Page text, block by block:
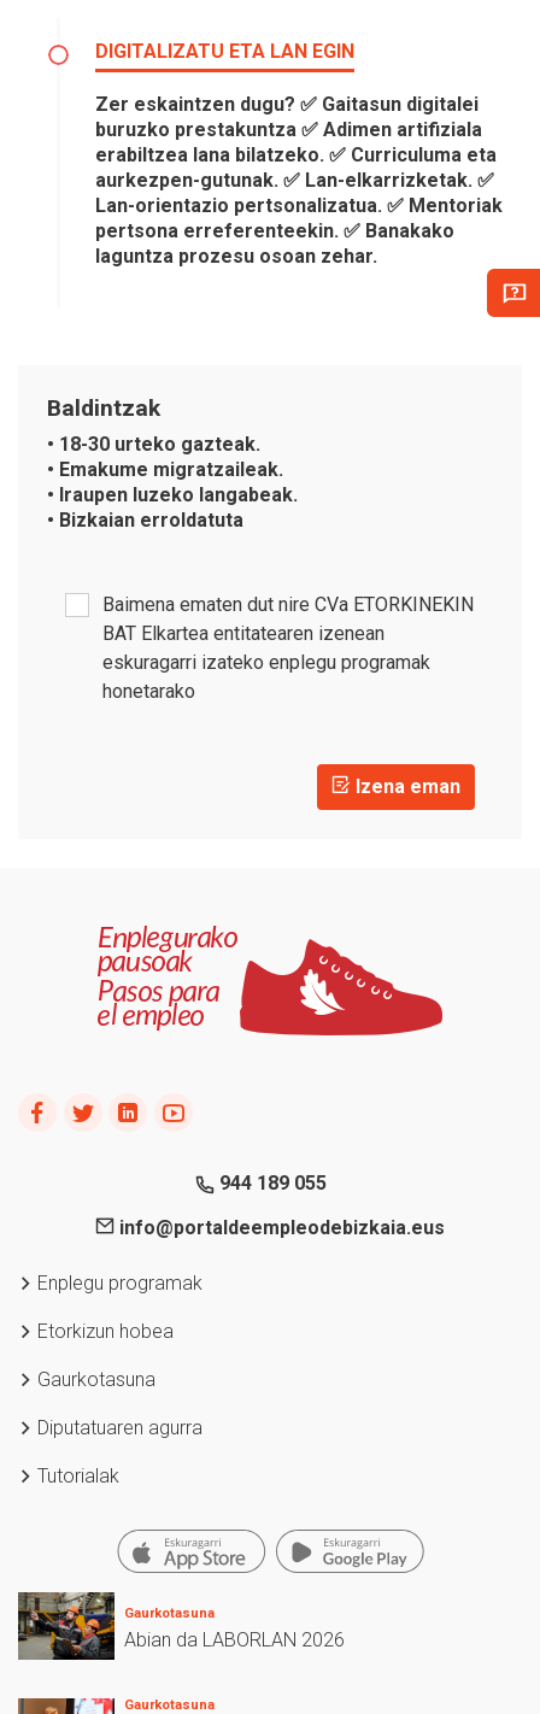
DIGITALIZATU ETA LAN EGIN
Zer eskaintzen dugu? ✅ Gaitasun digitalei
buruzko prestakuntza ✅ Adimen artifiziala
erabiltzea lana bilatzeko. ✅ Curriculuma eta
aurkezpen-gutunak. ✅ Lan-elkarrizketak. ✅
Lan-orientazio pertsonalizatua. ✅ Mentoriak
pertsona erreferenteekin. ✅ Banakako
laguntza prozesu osoan zehar.
Baldintzak
• 18-30 urteko gazteak.
• Emakume migratzaileak.
• Iraupen luzeko langabeak.
• Bizkaian erroldatuta
Baimena ematen dut nire CVa ETORKINEKIN
BAT Elkartea entitatearen izenean
eskuragarri izateko enplegu programak
honetarako
Izena eman
944 189 055
info@portaldeempleodebizkaia.eus
Enplegu programak
Etorkizun hobea
Gaurkotasuna
Diputatuaren agurra
Tutorialak
Gaurkotasuna
Abian da LABORLAN 2026
Gaurkotasuna